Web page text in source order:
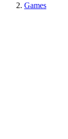
Games